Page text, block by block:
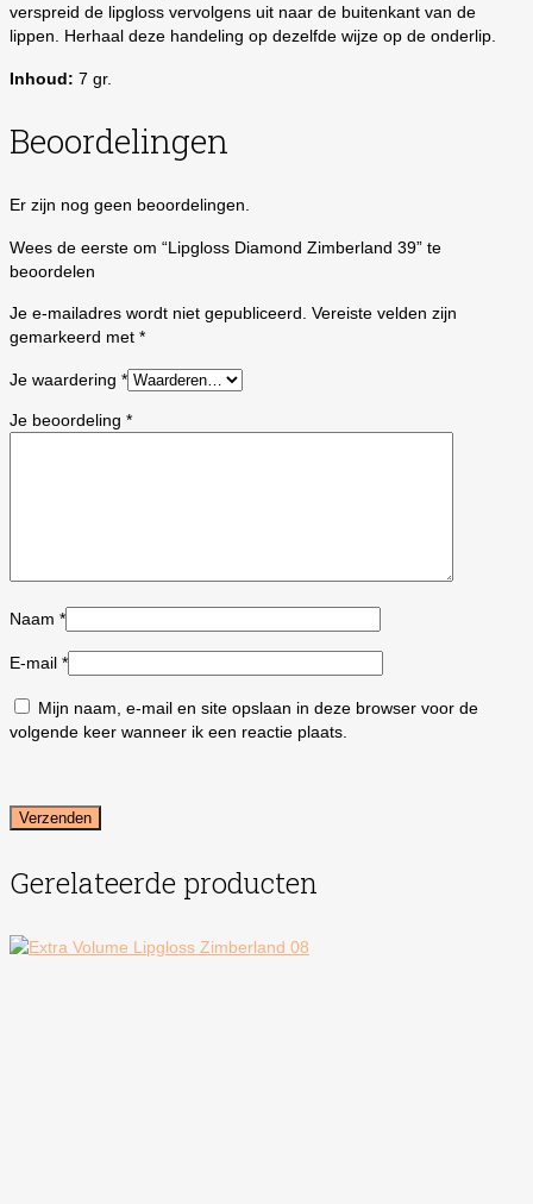
verspreid de lipgloss vervolgens uit naar de buitenkant van de
lippen. Herhaal deze handeling op dezelfde wijze op de onderlip.
Inhoud: 7 gr.
Beoordelingen
Er zijn nog geen beoordelingen.
Wees de eerste om “Lipgloss Diamond Zimberland 39” te
beoordelen
Je e-mailadres wordt niet gepubliceerd. Vereiste velden zijn
gemarkeerd met *
Je waardering *
Je beoordeling *
Naam *
E-mail *
Mijn naam, e-mail en site opslaan in deze browser voor de
volgende keer wanneer ik een reactie plaats.
Gerelateerde producten